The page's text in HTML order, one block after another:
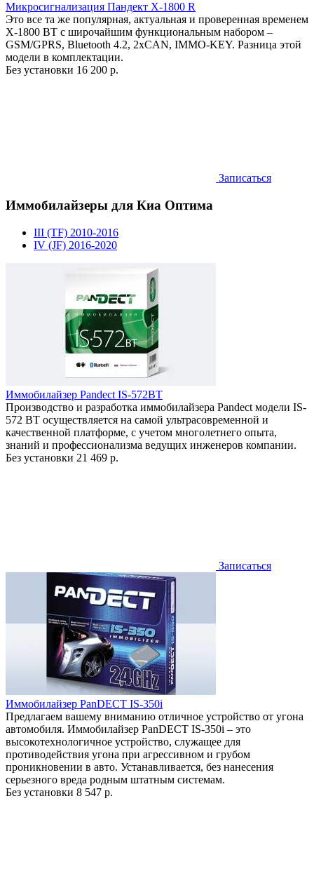
Микросигнализация Пандект X-1800 R
Это все та же популярная, актуальная и проверенная временем
X-1800 BT с широчайшим функциональным набором –
GSM/GPRS, Bluetooth 4.2, 2xCAN, IMMO-KEY. Разница этой
модели в комплектации.
Без установки 16 200 р.
Записаться
Иммобилайзеры для Киа Оптима
III (TF) 2010-2016
IV (JF) 2016-2020
Иммобилайзер Pandect IS-572BT
Производство и разработка иммобилайзера Pandect модели IS-
572 BT осуществляется на самой ультрасовременной и
качественной платформе, с учетом многолетнего опыта,
знаний и профессионализма ведущих инженеров компании.
Без установки 21 469 р.
Записаться
Иммобилайзер PanDECT IS-350i
Предлагаем вашему вниманию отличное устройство от угона
автомобиля. Иммобилайзер PanDECT IS-350i – это
высокотехнологичное устройство, служащее для
противодействия угона при агрессивном и грубом
проникновении в авто. Устанавливается, без нанесения
серьезного вреда родным штатным системам.
Без установки 8 547 р.